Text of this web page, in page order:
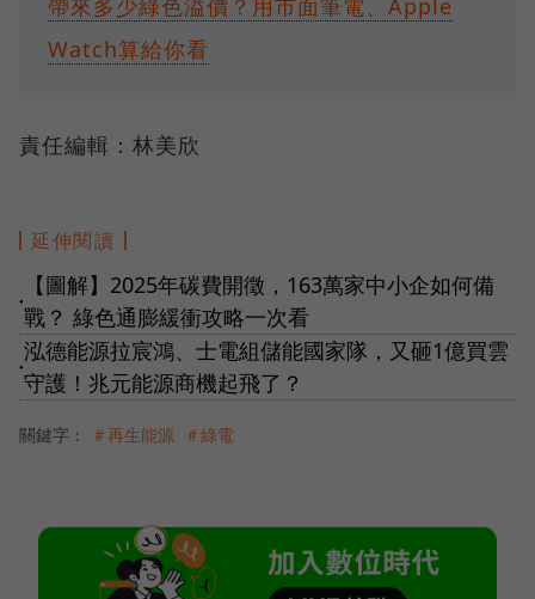
帶來多少綠色溢價？用市面筆電、Apple
Watch算給你看
責任編輯：林美欣
延伸閱讀
●
【圖解】2025年碳費開徵，163萬家中小企如何備
戰？ 綠色通膨緩衝攻略一次看
●
泓德能源拉宸鴻、士電組儲能國家隊，又砸1億買雲
守護！兆元能源商機起飛了？
關鍵字： ＃再生能源 ＃綠電